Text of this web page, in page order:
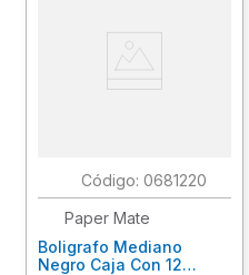
: 0681220
Paper Mate
Boligrafo Mediano
Negro Caja Con 12